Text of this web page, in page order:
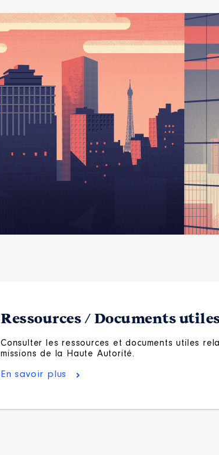
Ressources / Documents
Consulter les ressources et documents utiles
missions de la Haute Autorité.
En savoir plus